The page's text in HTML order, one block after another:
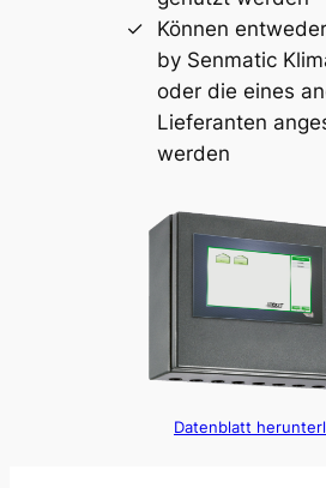
Können
by Senmatic
oder die eines
Lieferanten
werden
Datenblatt